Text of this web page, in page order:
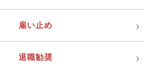
雇い止め
退職勧奨